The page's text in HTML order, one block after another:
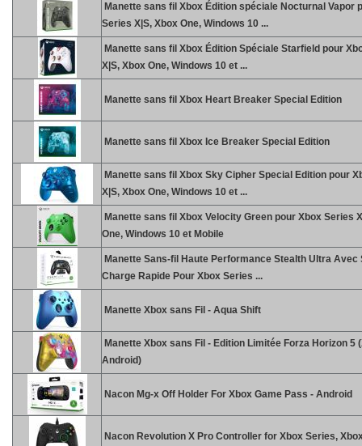
Manette sans fil Xbox Édition spéciale Nocturnal Vapor
Series X|S, Xbox One, Windows 10 ...
Manette sans fil Xbox Édition Spéciale Starfield pour
X|S, Xbox One, Windows 10 et ...
Manette sans fil Xbox Heart Breaker Special Edition
Manette sans fil Xbox Ice Breaker Special Edition
Manette sans fil Xbox Sky Cipher Special Edition pour
X|S, Xbox One, Windows 10 et ...
Manette sans fil Xbox Velocity Green pour Xbox Series
One, Windows 10 et Mobile
Manette Sans-fil Haute Performance Stealth Ultra Avec
Charge Rapide Pour Xbox Series ...
Manette Xbox sans Fil - Aqua Shift
Manette Xbox sans Fil - Edition Limitée Forza Horizon 5
Android)
Nacon Mg-x Off Holder For Xbox Game Pass - Android
Nacon Revolution X Pro Controller for Xbox Series,